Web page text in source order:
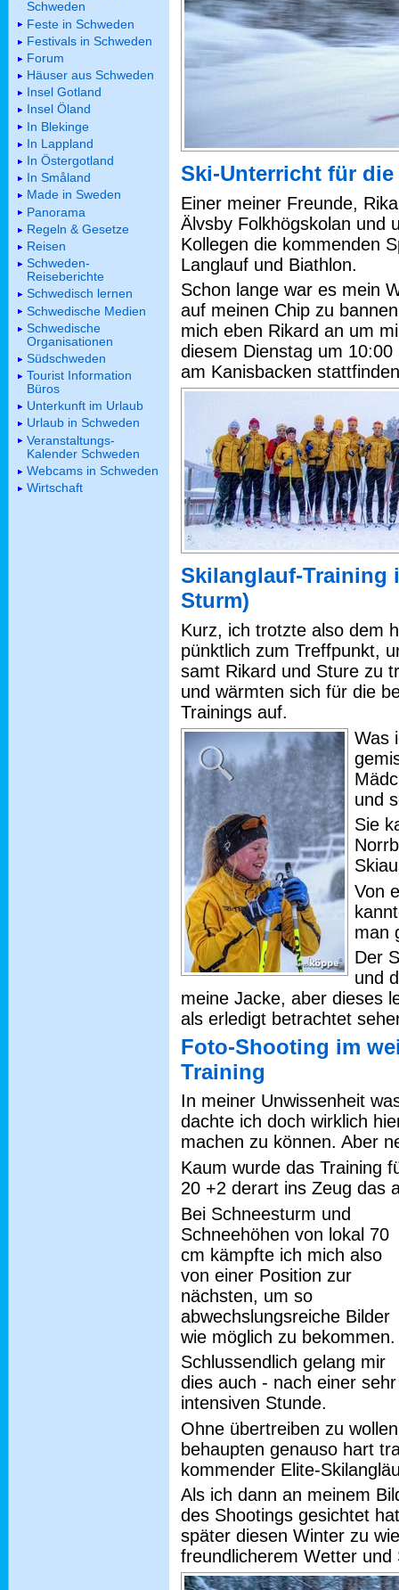
Ski-Unterricht für
Einer meiner Freunde,
Älvsby Folkhögskolan und
Kollegen die kommenden
Langlauf und Biathlon.
Schon lange war es mein
auf meinen Chip zu
mich eben Rikard an um
diesem Dienstag um
am Kanisbacken
Skilanglauf-Training
Sturm)
Kurz, ich trotzte also dem
pünktlich zum Treffpunkt,
samt Rikard und Sture zu
und wärmten sich für die
Trainings auf.
Was
und
Sie
Von
man
Der
und
meine Jacke, aber dieses
als erledigt betrachtet
Foto-Shooting im
Training
In meiner Unwissenheit
dachte ich doch wirklich
machen zu können. Aber
Kaum wurde das Training
20 +2 derart ins Zeug das
Bei Schneesturm und
Schneehöhen von lokal 70
cm kämpfte ich mich also
von einer Position zur
nächsten, um so
abwechslungsreiche Bilder
wie möglich zu bekommen.
Schlussendlich gelang mir
dies auch - nach einer sehr
intensiven Stunde.
Ohne übertreiben zu
behaupten genauso hart
kommender Elite-
Als ich dann an meinem
des Shootings gesichtet
später diesen Winter zu
freundlicherem Wetter und
Schweden
Feste in Schweden
Festivals in Schweden
Forum
Häuser aus Schweden
Insel Gotland
Insel Öland
In Blekinge
In Lappland
In Östergotland
In Småland
Made in Sweden
Panorama
Regeln & Gesetze
Reisen
Schweden-
Reiseberichte
Schwedisch lernen
Schwedische Medien
Schwedische
Organisationen
Südschweden
Tourist Information
Büros
Unterkunft im Urlaub
Urlaub in Schweden
Veranstaltungs-
Kalender Schweden
Webcams in Schweden
Wirtschaft